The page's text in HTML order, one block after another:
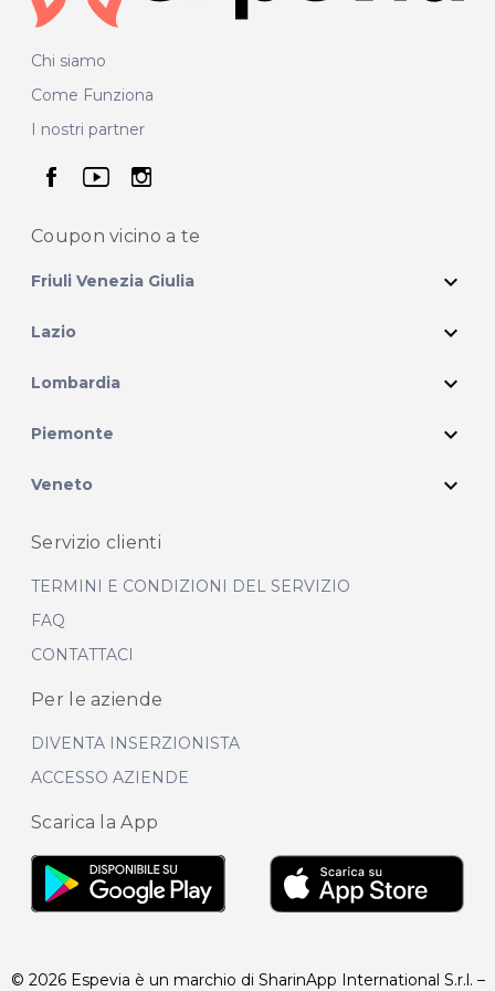
Chi siamo
Come Funziona
I nostri partner
seguici su facebook
seguici su youtube
seguici su instagram
Coupon vicino a te
Friuli Venezia Giulia expand_more
Lazio expand_more
Lombardia expand_more
Piemonte expand_more
Veneto expand_more
Servizio clienti
TERMINI E CONDIZIONI DEL SERVIZIO
FAQ
CONTATTACI
Per le aziende
DIVENTA INSERZIONISTA
ACCESSO AZIENDE
Scarica la App
© 2026 Espevia è un marchio di SharinApp International S.r.l. –